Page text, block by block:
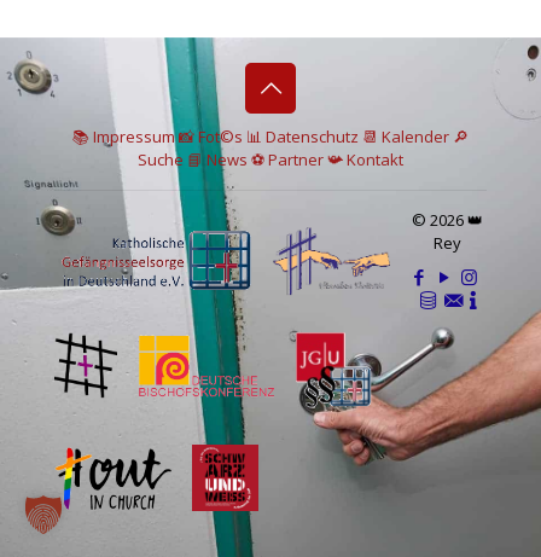
📚 Impressum📸Fot©s 📊 Datenschutz 📆 Kalender 🔎
Suche 📘 News ⚽Partner📯Kontakt
© 2026 👑
Rey